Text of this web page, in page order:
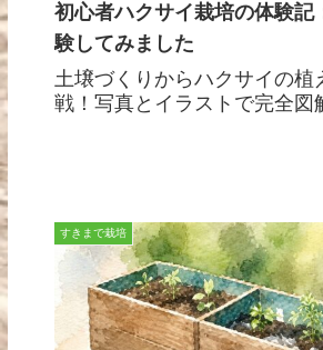
初心者ハクサイ栽培の体験記
験してみました
土壌づくりからハクサイの植
戦！写真とイラストで完全図
すきまで栽培